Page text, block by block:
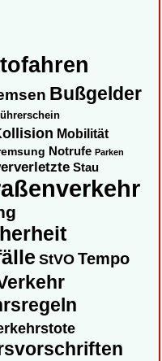
Bußgelder
Mobilität
Notrufe Parken
Stau
StVOTempo